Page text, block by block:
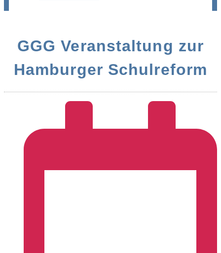
GGG Veranstaltung zur
Hamburger Schulreform